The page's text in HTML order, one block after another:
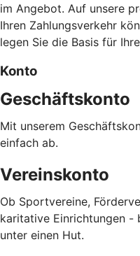
im Angebot. Auf unsere
Ihren Zahlungsverkehr
legen Sie die Basis für
Konto
Geschäftskonto
Mit unserem
einfach ab.
Vereinskonto
Ob Sportvereine,
karitative Einrichtungen -
unter einen Hut.